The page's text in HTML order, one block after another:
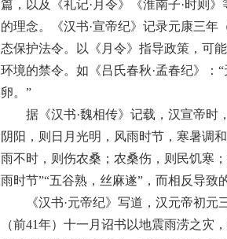
篇，以及《礼记·月令》《淮南子·时则
的理念。《汉书·宣帝纪》记录元康三
态保护法令。以《月令》指导政策，可
环境的禁令。如《吕氏春秋·孟春纪》：
卵。”
据《汉书·魏相传》记载，汉宣帝时
阴阳，则日月光明，风雨时节，寒暑调
雨不时，则伤农桑；农桑伤，则民饥寒
雨时节”“五谷熟，丝麻遂”，而相反导致
《汉书·元帝纪》写道，汉元帝初
（前41年）十一月诏书以地震雨涝之灾